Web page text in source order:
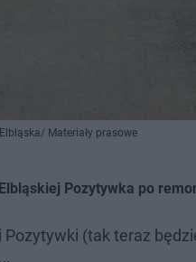
Materiały prasowe
Pozytywka po
Pozytywki (tak teraz